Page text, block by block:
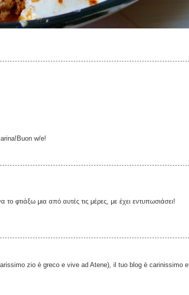
w/e!
φτιάξω μια από αυτές τις μέρες, με έχει εντυπωσιάσει!
zio è greco e vive ad Atene), il tuo blog è carinissimo e